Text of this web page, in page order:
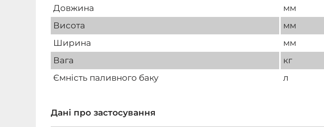
Довжина
мм
Висота
мм
Ширина
мм
Вага
кг
Ємність паливного баку
л
Дані про застосування